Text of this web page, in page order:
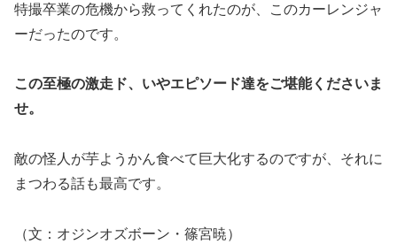
特撮卒業の危機から救ってくれたのが、このカーレンジャ
ーだったのです。
この至極の激走ド、いやエピソード達をご堪能くださいま
せ。
敵の怪人が芋ようかん食べて巨大化するのですが、それに
まつわる話も最高です。
（文：オジンオズボーン・篠宮暁）